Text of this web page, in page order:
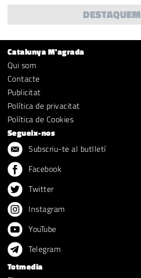
DESTAQUEM
Catalunya M'agrada
Qui som
Contacte
Publicitat
Política de privacitat
Política de Cookies
Segueix-nos
Subscriu-te al butlletí
Facebook
Twitter
Instagram
YouTube
Telegram
Totmedia